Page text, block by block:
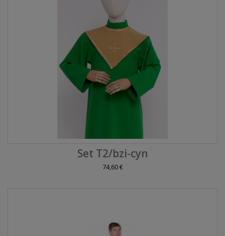
Set T2/bzi-cyn
74,60 €